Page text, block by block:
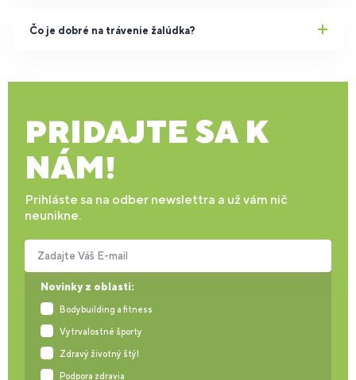
Čo je dobré na trávenie žalúdka?
PRIDAJTE SA K
NÁM!
Prihláste sa na odber newslettra a už vám nič
neunikne.
Novinky z oblasti:
Bodybuilding a fitness
Vytrvalostné športy
Zdravý životný štýl
Podpora zdravia
Zadajte Váš E-mail